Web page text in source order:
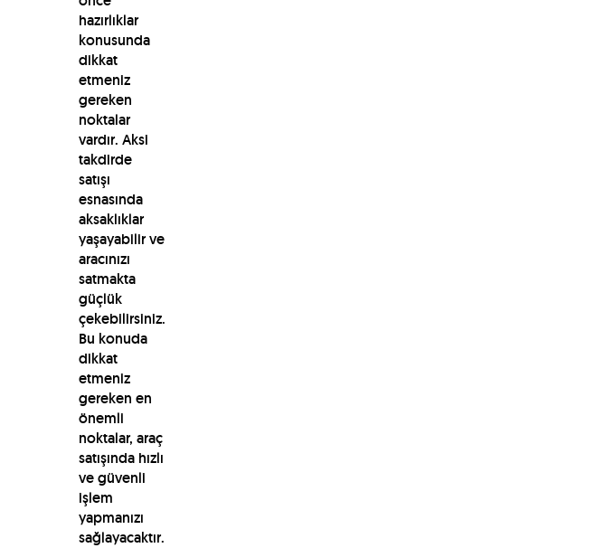
hazırlıklar
konusunda
dikkat
etmeniz
gereken
noktalar
vardır. Aksi
takdirde
satışı
esnasında
aksaklıklar
yaşayabilir ve
aracınızı
satmakta
güçlük
çekebilirsiniz.
Bu konuda
dikkat
etmeniz
gereken en
önemli
noktalar, araç
satışında hızlı
ve güvenli
işlem
yapmanızı
sağlayacaktır.